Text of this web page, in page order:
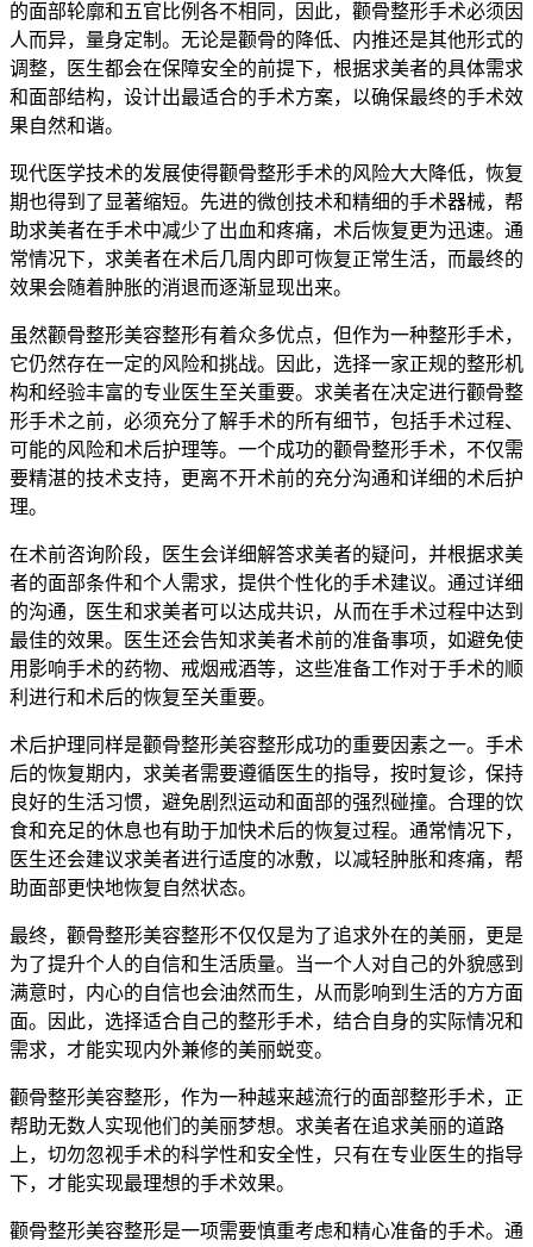
的面部轮廓和五官比例各不相同，因此，颧骨整形手术必须因
人而异，量身定制。无论是颧骨的降低、内推还是其他形式的
调整，医生都会在保障安全的前提下，根据求美者的具体需求
和面部结构，设计出最适合的手术方案，以确保最终的手术效
果自然和谐。
现代医学技术的发展使得颧骨整形手术的风险大大降低，恢复
期也得到了显著缩短。先进的微创技术和精细的手术器械，帮
助求美者在手术中减少了出血和疼痛，术后恢复更为迅速。通
常情况下，求美者在术后几周内即可恢复正常生活，而最终的
效果会随着肿胀的消退而逐渐显现出来。
虽然颧骨整形美容整形有着众多优点，但作为一种整形手术，
它仍然存在一定的风险和挑战。因此，选择一家正规的整形机
构和经验丰富的专业医生至关重要。求美者在决定进行颧骨整
形手术之前，必须充分了解手术的所有细节，包括手术过程、
可能的风险和术后护理等。一个成功的颧骨整形手术，不仅需
要精湛的技术支持，更离不开术前的充分沟通和详细的术后护
理。
在术前咨询阶段，医生会详细解答求美者的疑问，并根据求美
者的面部条件和个人需求，提供个性化的手术建议。通过详细
的沟通，医生和求美者可以达成共识，从而在手术过程中达到
最佳的效果。医生还会告知求美者术前的准备事项，如避免使
用影响手术的药物、戒烟戒酒等，这些准备工作对于手术的顺
利进行和术后的恢复至关重要。
术后护理同样是颧骨整形美容整形成功的重要因素之一。手术
后的恢复期内，求美者需要遵循医生的指导，按时复诊，保持
良好的生活习惯，避免剧烈运动和面部的强烈碰撞。合理的饮
食和充足的休息也有助于加快术后的恢复过程。通常情况下，
医生还会建议求美者进行适度的冰敷，以减轻肿胀和疼痛，帮
助面部更快地恢复自然状态。
最终，颧骨整形美容整形不仅仅是为了追求外在的美丽，更是
为了提升个人的自信和生活质量。当一个人对自己的外貌感到
满意时，内心的自信也会油然而生，从而影响到生活的方方面
面。因此，选择适合自己的整形手术，结合自身的实际情况和
需求，才能实现内外兼修的美丽蜕变。
颧骨整形美容整形，作为一种越来越流行的面部整形手术，正
帮助无数人实现他们的美丽梦想。求美者在追求美丽的道路
上，切勿忽视手术的科学性和安全性，只有在专业医生的指导
下，才能实现最理想的手术效果。
颧骨整形美容整形是一项需要慎重考虑和精心准备的手术。通